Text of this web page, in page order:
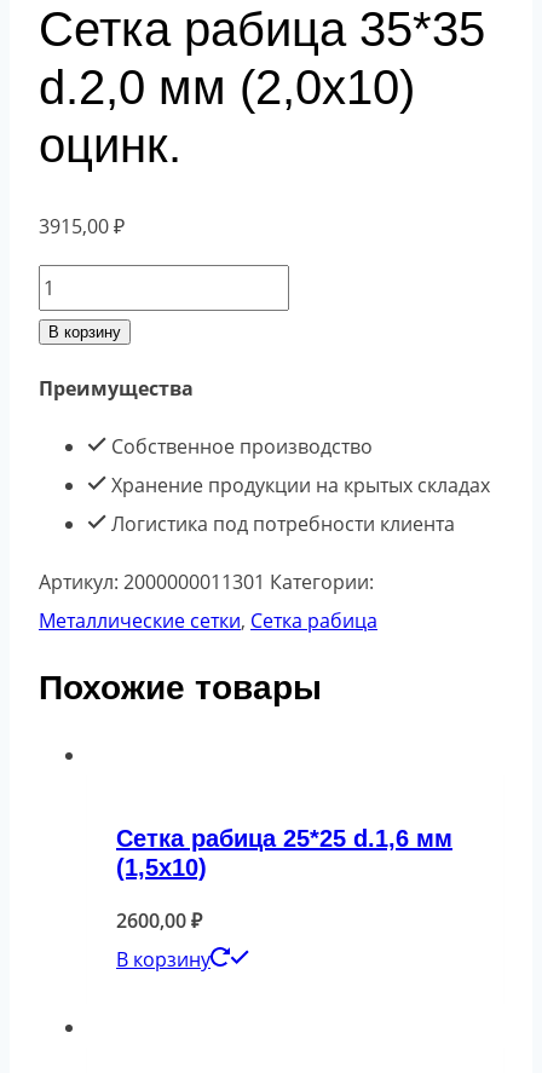
Сетка рабица 35*35
d.2,0 мм (2,0х10)
оцинк.
3915,00₽
Количество
товара
рабица
35*35
d.2,0
оцинк.
В корзину
Преимущества
Собственное производство
Хранение продукции на крытых складах
Логистика под потребности клиента
Артикул: 2000000011301 Категории:
Металлические сетки, Сетка рабица
Похожие товары
Сетка рабица 25*25 d.1,6 мм
(1,5х10)
2600,00₽
В корзину